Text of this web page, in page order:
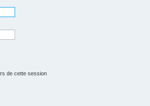
de cette session